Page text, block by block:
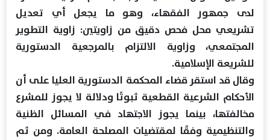
لدى جمهور الفقهاء، وهو ما يجعل أي تعديل
تشريعي محل فحص دقيق من زاويتين: زاوية التطوير
المجتمعي، وزاوية الالتزام بالمرجعية الدستورية
للشريعة الإسلامية.
وقال قد استقر قضاء المحكمة الدستورية العليا على أن
الأحكام الشرعية القطعية ثبوتًا ودلالة لا يجوز للمشرع
مخالفتها، بينما يجوز الاجتهاد في المسائل الظنية
والتنظيمية وفقًا لمقتضيات المصلحة العامة. ومن ثم